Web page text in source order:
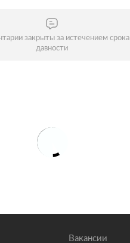
закрыты за истечением срока
давности
Вакансии